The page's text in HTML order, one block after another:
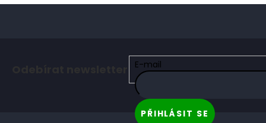
E-mail
PŘIHLÁSIT SE